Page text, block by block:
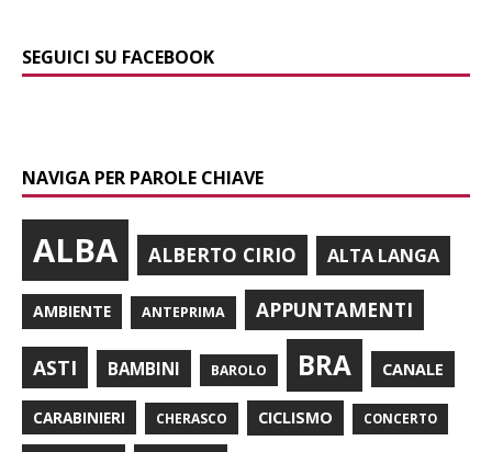
SEGUICI SU FACEBOOK
NAVIGA PER PAROLE CHIAVE
ALBA ALBERTO CIRIO ALTA LANGA
AMBIENTE ANTEPRIMA APPUNTAMENTI
ASTI BAMBINI BAROLO BRA CANALE
CARABINIERI CHERASCO CICLISMO CONCERTO